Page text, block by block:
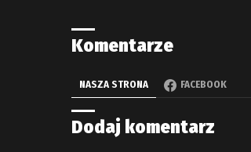
Komentarze
NASZA STRONA FACEBOOK
Dodaj komentarz